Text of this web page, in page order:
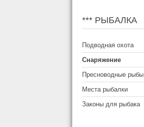
*** РЫБАЛКА
Подводная охота
Снаряжение
Пресноводные рыбы
Места рыбалки
Законы для рыбака